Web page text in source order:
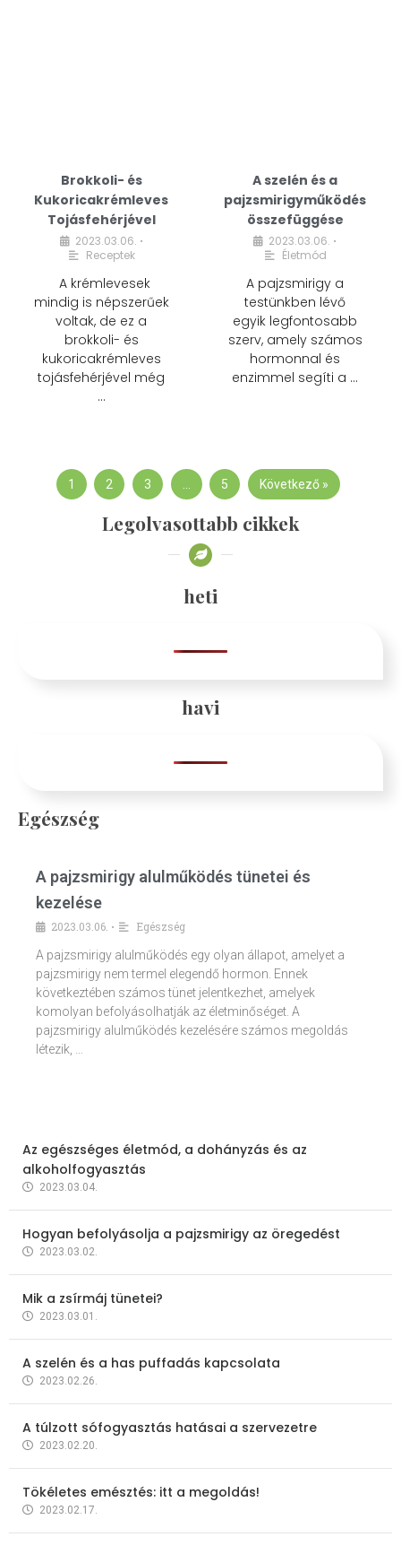
Brokkoli- és
Kukoricakrémleves
Tojásfehérjével
2023.03.06. •
Receptek
A krémlevesek
mindig is népszerűek
voltak, de ez a
brokkoli- és
kukoricakrémleves
tojásfehérjével még
…
A szelén és a
pajzsmirigyműködés
összefüggése
2023.03.06. •
Életmód
A pajzsmirigy a
testünkben lévő
egyik legfontosabb
szerv, amely számos
hormonnal és
enzimmel segíti a …
1 2 3 … 5 Következő »
Legolvasottabb cikkek
heti
havi
Egészség
A pajzsmirigy alulműködés tünetei és
kezelése
2023.03.06. •
Egészség
A pajzsmirigy alulműködés egy olyan állapot, amelyet a
pajzsmirigy nem termel elegendő hormon. Ennek
következtében számos tünet jelentkezhet, amelyek
komolyan befolyásolhatják az életminőséget. A
pajzsmirigy alulműködés kezelésére számos megoldás
létezik, …
Az egészséges életmód, a dohányzás és az
alkoholfogyasztás
2023.03.04.
Hogyan befolyásolja a pajzsmirigy az öregedést
2023.03.02.
Mik a zsírmáj tünetei?
2023.03.01.
A szelén és a has puffadás kapcsolata
2023.02.26.
A túlzott sófogyasztás hatásai a szervezetre
2023.02.20.
Tökéletes emésztés: itt a megoldás!
2023.02.17.